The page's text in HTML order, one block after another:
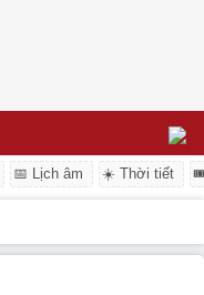
📅 Lịch âm ☀️ Thời tiết